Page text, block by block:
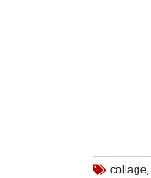
collage,